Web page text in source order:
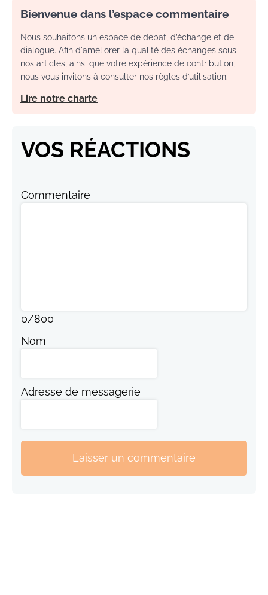
Bienvenue dans l’espace commentaire
Nous souhaitons un espace de débat, d’échange et de
dialogue. Afin d'améliorer la qualité des échanges sous
nos articles, ainsi que votre expérience de contribution,
nous vous invitons à consulter nos règles d’utilisation.
Lire notre charte
VOS RÉACTIONS
Commentaire
0/800
Nom
Adresse de messagerie
Laisser un commentaire